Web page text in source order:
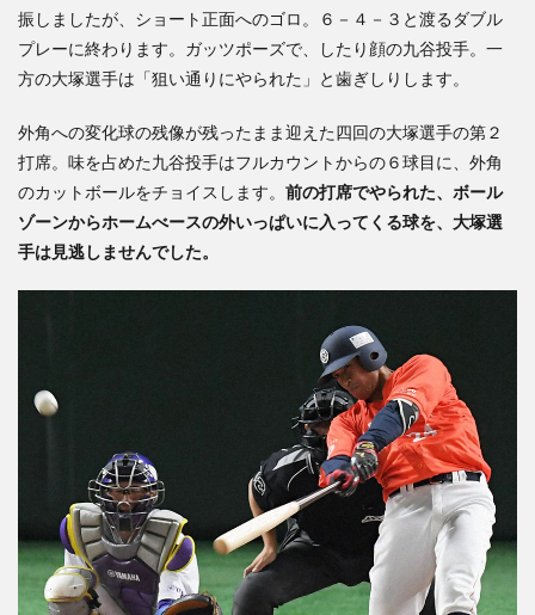
振しましたが、ショート正面へのゴロ。６－４－３と渡るダブル
プレーに終わります。ガッツポーズで、したり顔の九谷投手。一
方の大塚選手は「狙い通りにやられた」と歯ぎしりします。
外角への変化球の残像が残ったまま迎えた四回の大塚選手の第２
打席。味を占めた九谷投手はフルカウントからの６球目に、外角
のカットボールをチョイスします。 前の打席でやられた、ボール
ゾーンからホームべースの外いっぱいに入ってくる球を、大塚選
手は見逃しませんでした。